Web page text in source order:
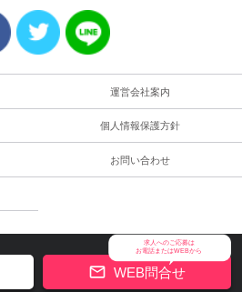
運営会社案内
個人情報保護方針
お問い合わせ
求人へのご応募は
お電話またはWEBから
 WEB問合せ